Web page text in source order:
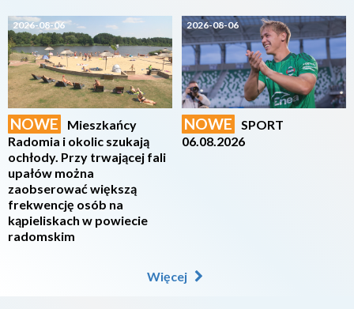
2026-08-06
NOWE
Mieszkańcy
Radomia i okolic szukają
ochłody. Przy trwającej fali
upałów można
zaobserować większą
frekwencję osób na
kąpieliskach w powiecie
radomskim
2026-08-06
NOWE
SPORT
06.08.2026
Więcej